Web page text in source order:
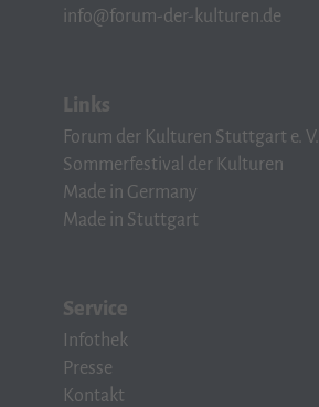
info@forum-der-kulturen.de
Links
Forum der Kulturen Stuttgart e. V.
Sommerfestival der Kulturen
Made in Germany
Made in Stuttgart
Service
Infothek
Presse
Kontakt